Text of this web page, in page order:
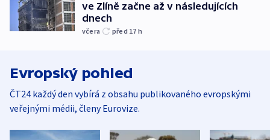
ve Zlíně začne až v následujících
dnech
včera před 17 h
Evropský pohled
ČT24 každý den vybírá z obsahu publikovaného evropskými
veřejnými médii, členy Eurovize.